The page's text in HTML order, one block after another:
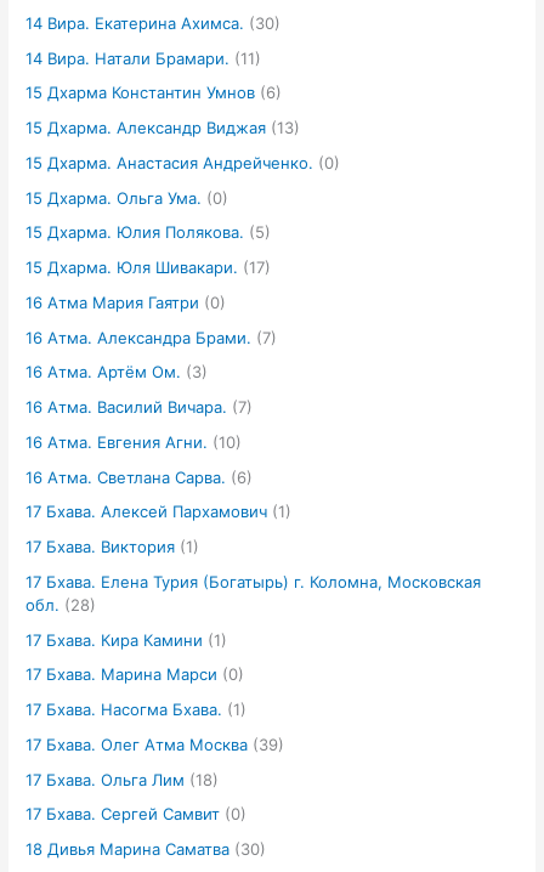
14 Вира. Екатерина Ахимса. (30)
14 Вира. Натали Брамари. (11)
15 Дхарма Константин Умнов (6)
15 Дхарма. Александр Виджая (13)
15 Дхарма. Анастасия Андрейченко. (0)
15 Дхарма. Ольга Ума. (0)
15 Дхарма. Юлия Полякова. (5)
15 Дхарма. Юля Шивакари. (17)
16 Атма Мария Гаятри (0)
16 Атма. Александра Брами. (7)
16 Атма. Артём Ом. (3)
16 Атма. Василий Вичара. (7)
16 Атма. Евгения Агни. (10)
16 Атма. Светлана Сарва. (6)
17 Бхава. Алексей Пархамович (1)
17 Бхава. Виктория (1)
17 Бхава. Елена Турия (Богатырь) г. Коломна, Московская
обл. (28)
17 Бхава. Кира Камини (1)
17 Бхава. Марина Марси (0)
17 Бхава. Насогма Бхава. (1)
17 Бхава. Олег Атма Москва (39)
17 Бхава. Ольга Лим (18)
17 Бхава. Сергей Самвит (0)
18 Дивья Марина Саматва (30)